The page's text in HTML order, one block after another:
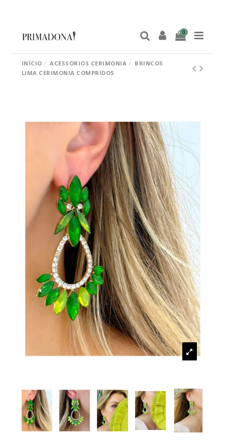
0
INÍCIO ACESSORIOS CERIMONIA
BRINCOS
LIMA CERIMONIA COMPRIDOS